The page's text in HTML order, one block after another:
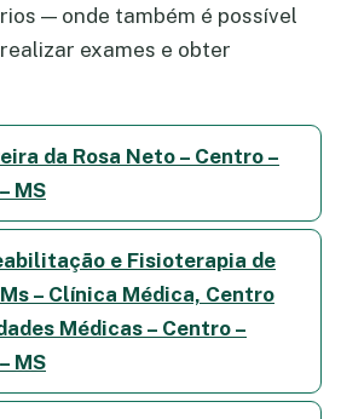
— onde também é possível
exames e obter
da Rosa Neto – Centro –
MS
e Fisioterapia de
– Clínica Médica, Centro
Médicas – Centro –
MS